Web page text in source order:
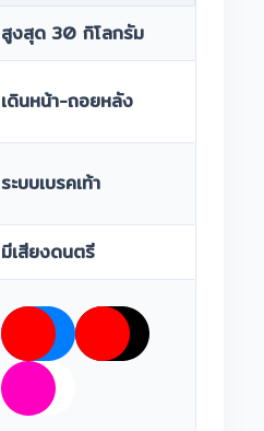
สูงสุด 30 กิโลกรัม
เดินหน้า-ถอยหลัง
ระบบเบรคเท้า
มีเสียงดนตรี